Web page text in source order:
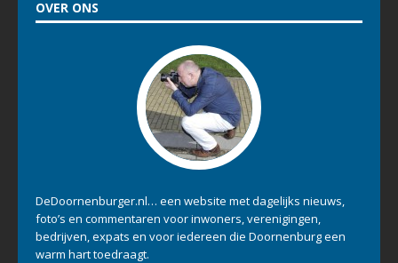
OVER ONS
DeDoornenburger.nl… een website met dagelijks nieuws,
foto’s en commentaren voor inwoners, verenigingen,
bedrijven, expats en voor iedereen die Doornenburg een
warm hart toedraagt.